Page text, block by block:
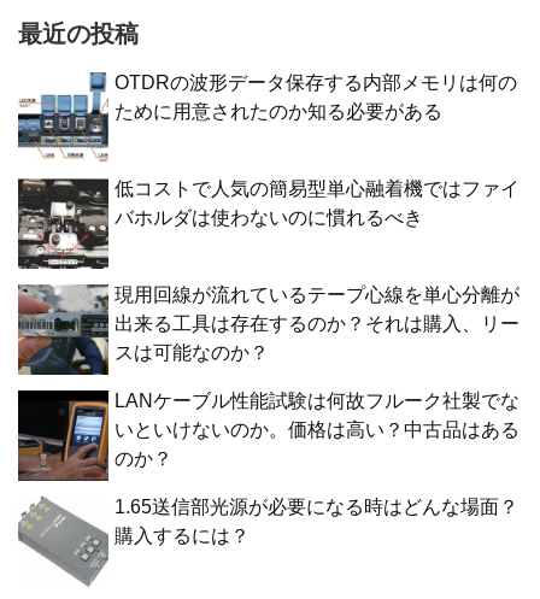
最近の投稿
OTDRの波形データ保存する内部メモリは何の
ために用意されたのか知る必要がある
低コストで人気の簡易型単心融着機ではファイ
バホルダは使わないのに慣れるべき
現用回線が流れているテープ心線を単心分離が
出来る工具は存在するのか？それは購入、リー
スは可能なのか？
LANケーブル性能試験は何故フルーク社製でな
いといけないのか。価格は高い？中古品はある
のか？
1.65送信部光源が必要になる時はどんな場面？
購入するには？